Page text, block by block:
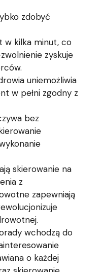
zdobyć
w kilka minut, co
zyskuje
uniemożliwia
w pełni zgodny z
bez
skierowanie na
z
zapewniają
wchodzą do
o każdej